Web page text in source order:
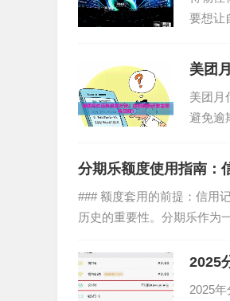
要想让
美团
美团月
避免逾
分期乐额度使用指南：
### 额度套用的前提：信用
历史的重要性。分期乐作为
2025
2025